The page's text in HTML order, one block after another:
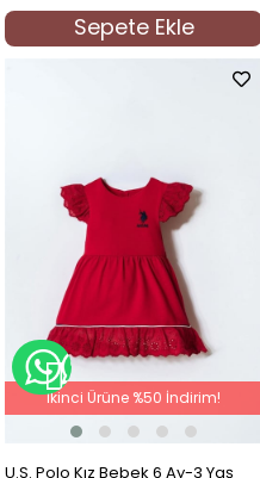
Sepete Ekle
U.S. Polo Kız Bebek 6 Ay-3 Yaş
İkinci Ürüne %50 İndirim!
WHATSAPP İLE BİLGİ AL